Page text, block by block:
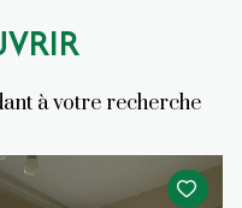
à votre recherche